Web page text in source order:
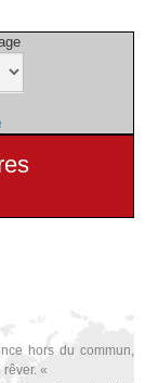
hors du commun,
«